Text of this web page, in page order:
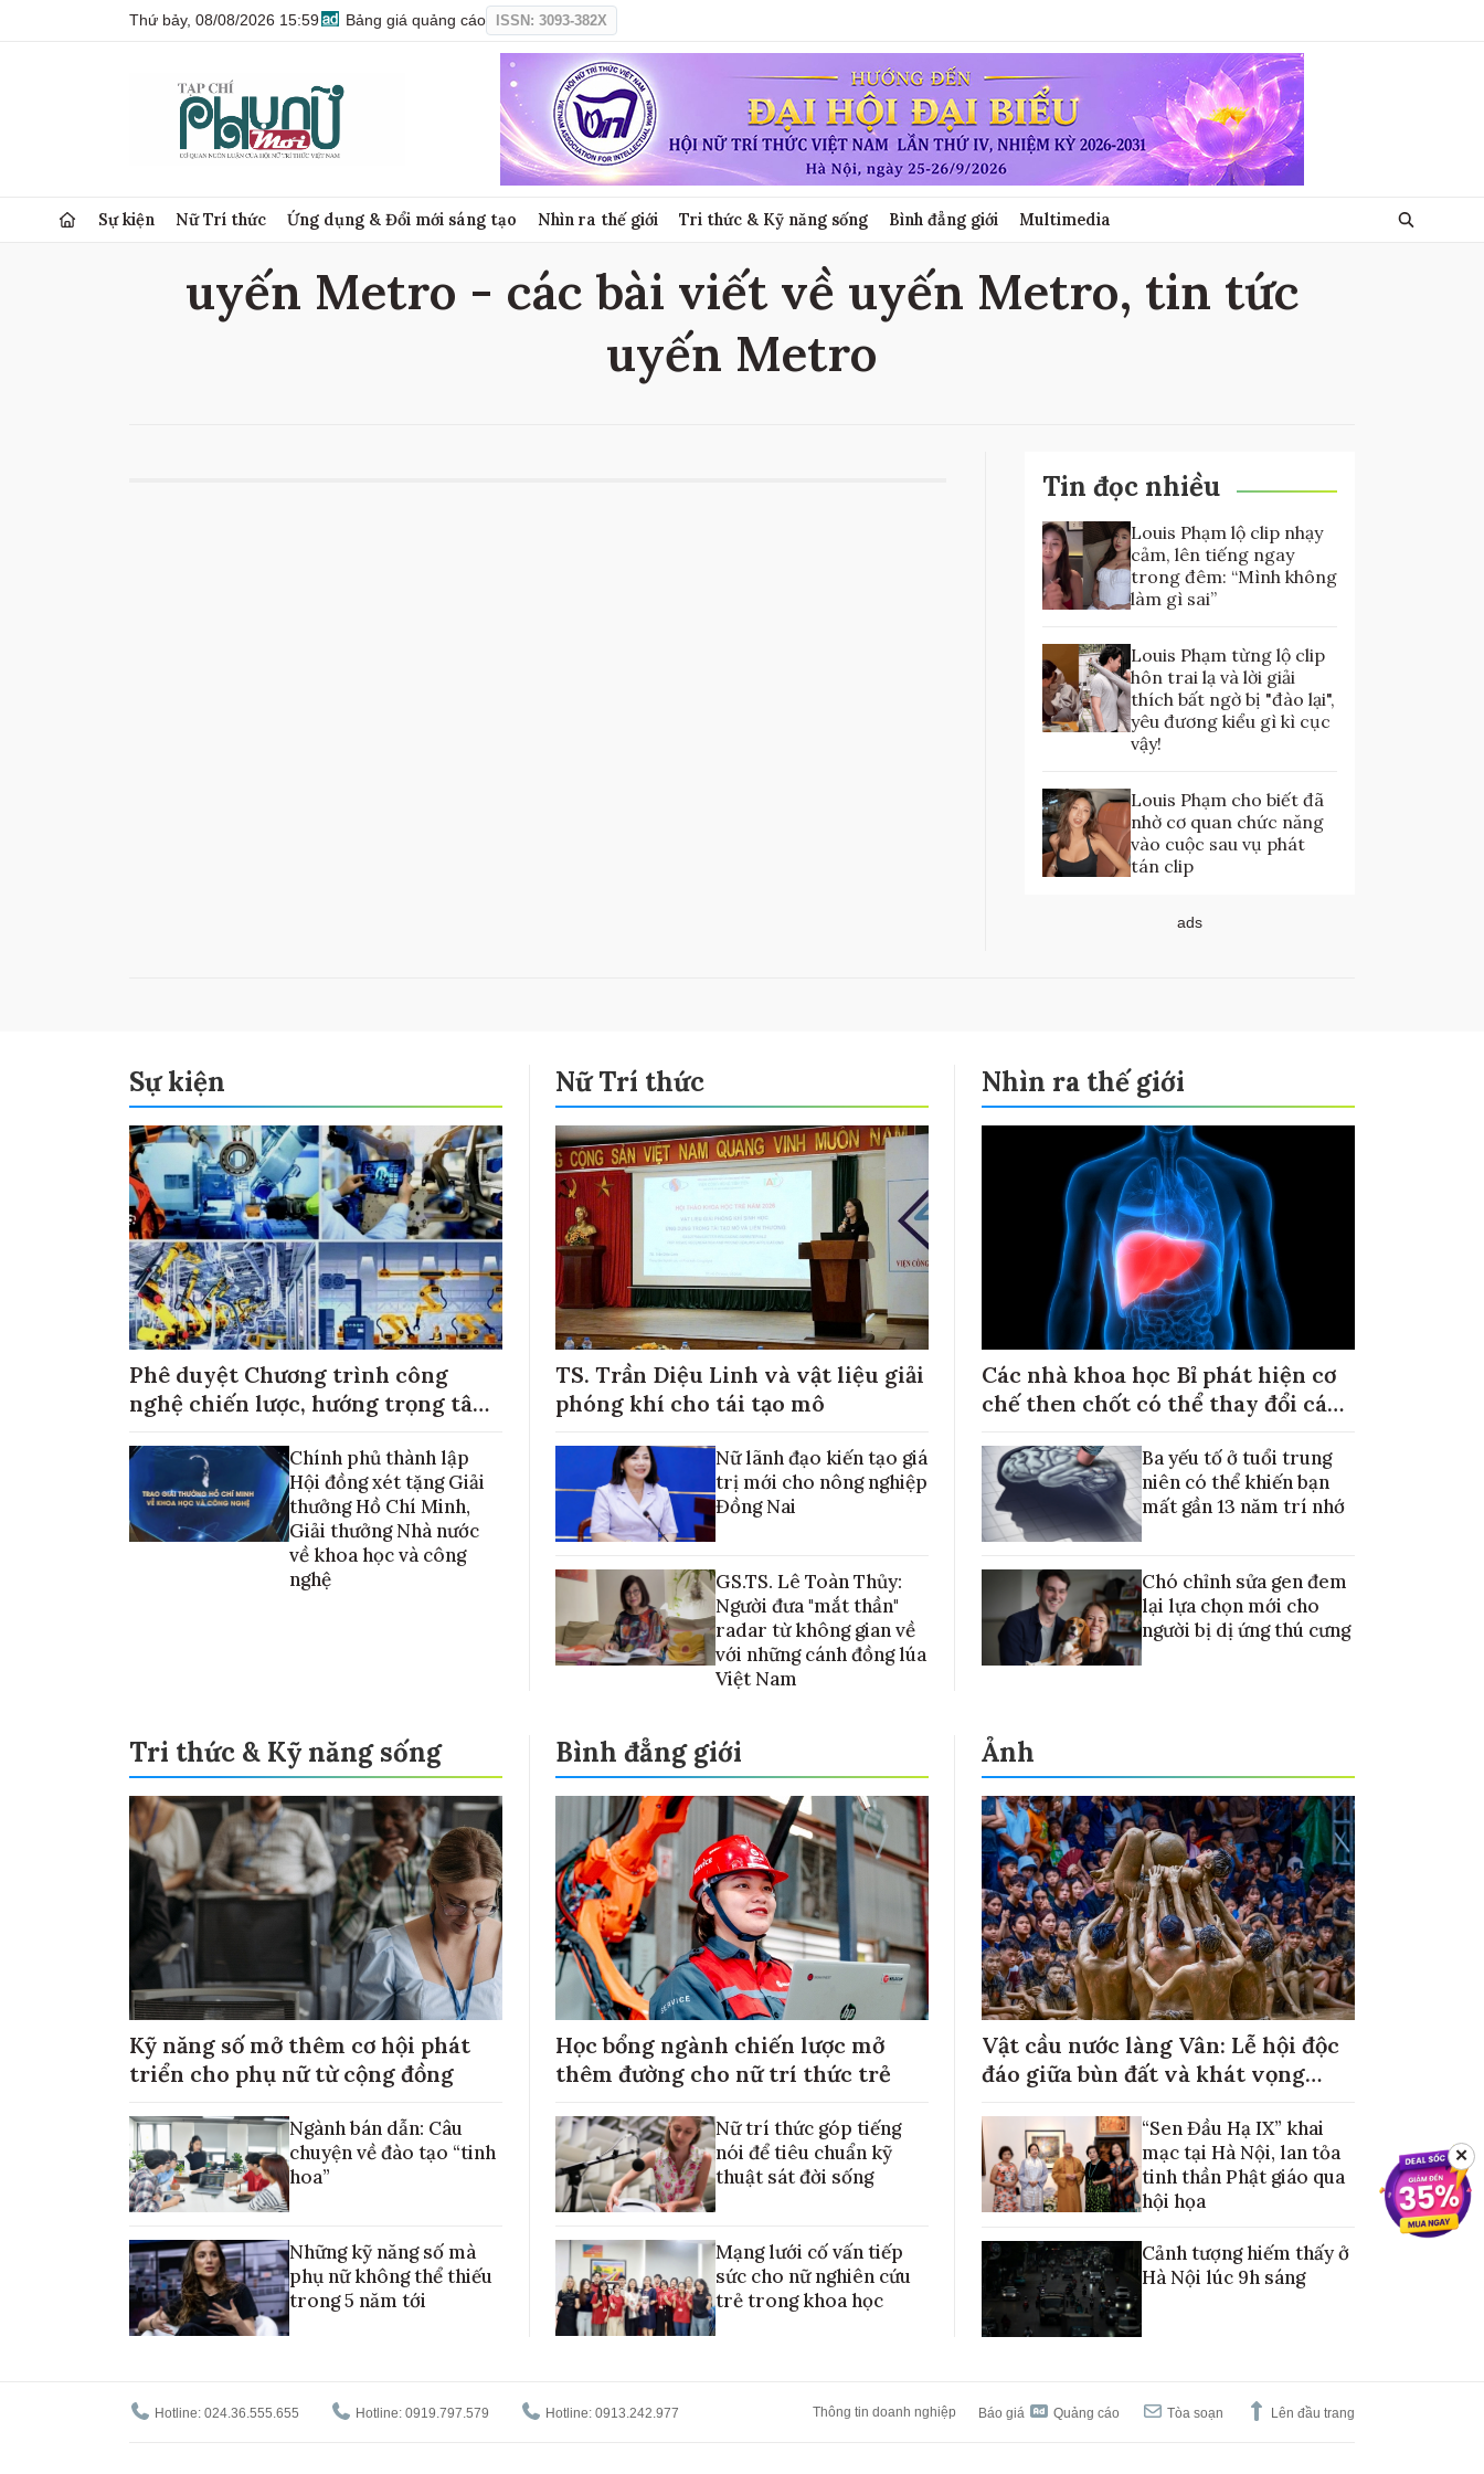
Thứ bảy, 08/08/2026 15:59 Bảng giá quảng cáo ISSN: 3093-382X
Sự kiện Nữ Trí thức Ứng dụng & Đổi mới sáng tạo Nhìn ra thế giới Tri thức & Kỹ năng sống Bình đẳng giới Multimedia
uyến Metro - các bài viết về uyến Metro, tin tức
uyến Metro
Tin đọc nhiều
Louis Phạm lộ clip nhạy
cảm, lên tiếng ngay
trong đêm: “Mình không
làm gì sai”
Louis Phạm từng lộ clip
hôn trai lạ và lời giải
thích bất ngờ bị "đào lại",
yêu đương kiểu gì kì cục
vậy!
Louis Phạm cho biết đã
nhờ cơ quan chức năng
vào cuộc sau vụ phát
tán clip
ads
Sự kiện
Phê duyệt Chương trình công
nghệ chiến lược, hướng trọng tâm
Chính phủ thành lập
Hội đồng xét tặng Giải
thưởng Hồ Chí Minh,
Giải thưởng Nhà nước
về khoa học và công
nghệ
Nữ Trí thức
TS. Trần Diệu Linh và vật liệu giải
phóng khí cho tái tạo mô
Nữ lãnh đạo kiến tạo giá
trị mới cho nông nghiệp
Đồng Nai
GS.TS. Lê Toàn Thủy:
Người đưa "mắt thần"
radar từ không gian về
với những cánh đồng lúa
Việt Nam
Nhìn ra thế giới
Các nhà khoa học Bỉ phát hiện cơ
chế then chốt có thể thay đổi cách
Ba yếu tố ở tuổi trung
niên có thể khiến bạn
mất gần 13 năm trí nhớ
Chó chỉnh sửa gen đem
lại lựa chọn mới cho
người bị dị ứng thú cưng
Tri thức & Kỹ năng sống
Kỹ năng số mở thêm cơ hội phát
triển cho phụ nữ từ cộng đồng
Ngành bán dẫn: Câu
chuyện về đào tạo “tinh
hoa”
Những kỹ năng số mà
phụ nữ không thể thiếu
trong 5 năm tới
Bình đẳng giới
Học bổng ngành chiến lược mở
thêm đường cho nữ trí thức trẻ
Nữ trí thức góp tiếng
nói để tiêu chuẩn kỹ
thuật sát đời sống
Mạng lưới cố vấn tiếp
sức cho nữ nghiên cứu
trẻ trong khoa học
Ảnh
Vật cầu nước làng Vân: Lễ hội độc
đáo giữa bùn đất và khát vọng
“Sen Đầu Hạ IX” khai
mạc tại Hà Nội, lan tỏa
tinh thần Phật giáo qua
hội họa
Cảnh tượng hiếm thấy ở
Hà Nội lúc 9h sáng
Hotline: 024.36.555.655 Hotline: 0919.797.579 Hotline: 0913.242.977 Thông tin doanh nghiệp Báo giá Quảng cáo Tòa soạn Lên đầu trang
✕